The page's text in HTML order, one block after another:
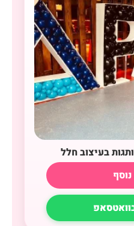
בעיצוב חלל